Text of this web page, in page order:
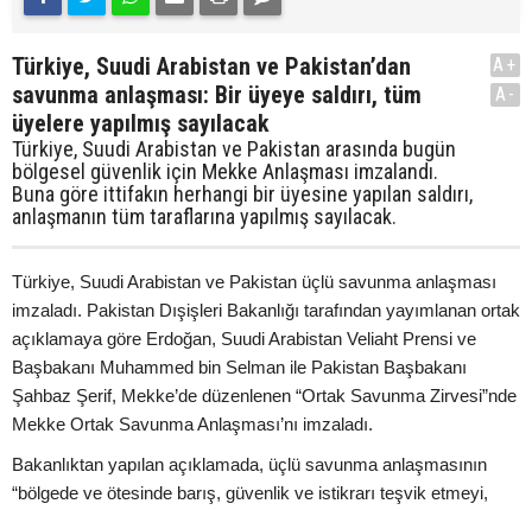
Türkiye, Suudi Arabistan ve Pakistan’dan
savunma anlaşması: Bir üyeye saldırı, tüm
üyelere yapılmış sayılacak
Türkiye, Suudi Arabistan ve Pakistan arasında bugün
bölgesel güvenlik için Mekke Anlaşması imzalandı.
Buna göre ittifakın herhangi bir üyesine yapılan saldırı,
anlaşmanın tüm taraflarına yapılmış sayılacak.
A+
A-
Türkiye, Suudi Arabistan ve Pakistan üçlü savunma anlaşması
imzaladı. Pakistan Dışişleri Bakanlığı tarafından yayımlanan ortak
açıklamaya göre Erdoğan, Suudi Arabistan Veliaht Prensi ve
Başbakanı Muhammed bin Selman ile Pakistan Başbakanı
Şahbaz Şerif, Mekke’de düzenlenen “Ortak Savunma Zirvesi”nde
Mekke Ortak Savunma Anlaşması’nı imzaladı.
Bakanlıktan yapılan açıklamada, üçlü savunma anlaşmasının
“bölgede ve ötesinde barış, güvenlik ve istikrarı teşvik etmeyi,